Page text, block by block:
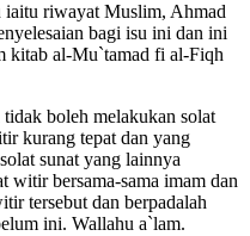
iaitu riwayat Muslim, Ahmad
bagi isu ini dan ini
kitab al-Mu`tamad fi al-Fiqh
boleh melakukan solat
kurang tepat dan yang
sunat yang lainnya
witir bersama-sama imam dan
tersebut dan berpadalah
ini. Wallahu a`lam.